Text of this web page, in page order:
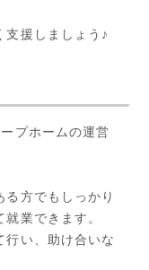
支援しましょう♪
プホームの運営
方でもしっかり
業できます。
行い、助け合いな